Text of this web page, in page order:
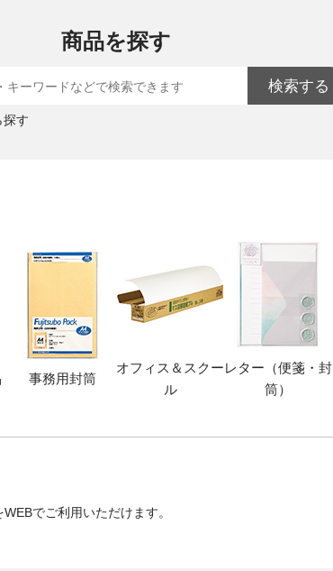
商品を探す
検索する
探す
事務用封筒
オフィス＆スクー
ル
レター（便箋・封
筒）
でご利用いただけます。